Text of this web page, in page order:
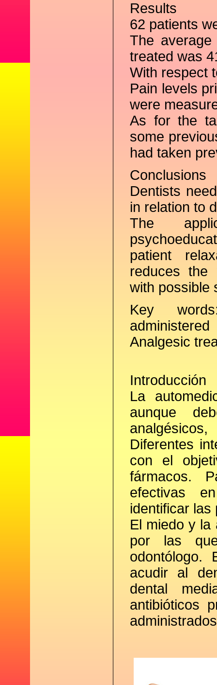
Results
62 patients
The
treated was
With respect
Pain levels
were
As for the
some
had taken
Conclusions
Dentists
in relation to
The
patient
reduces the
with possible
Key
Analgesic
Introducción
La
aunque
Diferentes
con el
fármacos.
efectivas
identificar las
El miedo y la
por las
odontólogo.
acudir al
dental
antibióticos